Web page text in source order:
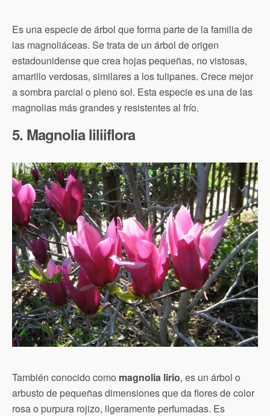
Es una especie de árbol que forma parte de la familia de
las magnoliáceas. Se trata de un árbol de origen
estadounidense que crea hojas pequeñas, no vistosas,
amarillo verdosas, similares a los tulipanes. Crece mejor
a sombra parcial o pleno sol. Esta especie es una de las
magnolias más grandes y resistentes al frío.
5. Magnolia liliiflora
También conocido como magnolia lirio, es un árbol o
arbusto de pequeñas dimensiones que da flores de color
rosa o purpura rojizo, ligeramente perfumadas. Es